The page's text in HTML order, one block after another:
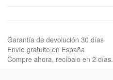
Garantía de devolución 30 días
Envío gratuito en España
Compre ahora, recíbalo en 2 días.